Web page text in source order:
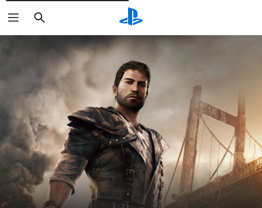
Rechercher